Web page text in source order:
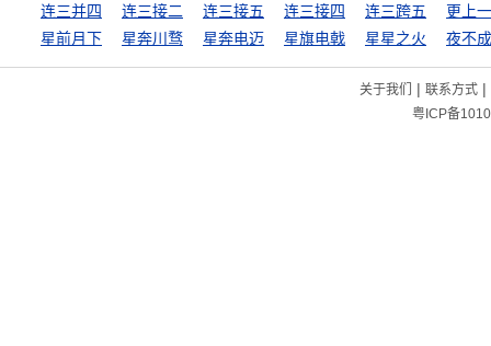
连三并四 连三接二 连三接五 连三接四
连三跨五
星前月下
星奔川骛 星奔电迈 星旗电戟 星星之火 夜不
关于我们 | 联系方式|
粤ICP备